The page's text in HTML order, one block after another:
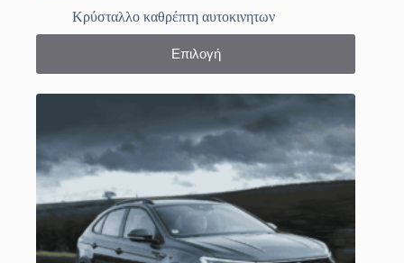
Κρύσταλλο καθρέπτη αυτοκινητων
Επιλογή
Αυτό
προϊόν
Οι
επιλογές
μπορούν
να
επιλεγούν
στη
του